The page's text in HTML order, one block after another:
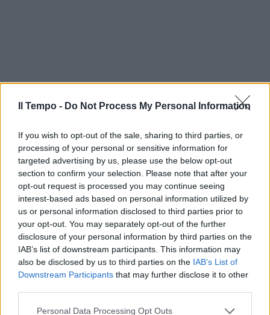
Il Tempo - Do Not Process My Personal Information
If you wish to opt-out of the sale, sharing to third parties, or
processing of your personal or sensitive information for
targeted advertising by us, please use the below opt-out
section to confirm your selection. Please note that after your
opt-out request is processed you may continue seeing
interest-based ads based on personal information utilized by
us or personal information disclosed to third parties prior to
your opt-out. You may separately opt-out of the further
disclosure of your personal information by third parties on the
IAB’s list of downstream participants. This information may
also be disclosed by us to third parties on the IAB’s List of
Downstream Participants that may further disclose it to other
Personal Data Processing Opt Outs
In evidenza